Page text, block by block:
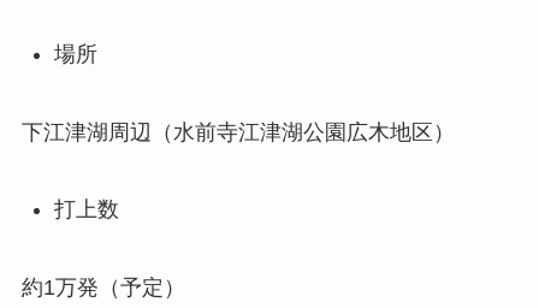
場所
下江津湖周辺（水前寺江津湖公園広木地区）
打上数
約1万発（予定）